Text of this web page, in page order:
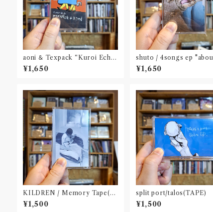
aoni ＆ Texpack “Kuroi Echo
es”(tape)
¥1,650
shuto / 4songs ep
ll creature(s)"(cassette/
de + mini ZINE付き)
¥1,650
KILDREN / Memory Tape(ca
ssette/ダウンロードQRコード封
入)
¥1,500
split port/talos(TAPE)
¥1,500